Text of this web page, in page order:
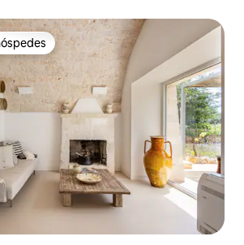
preferidos dos hóspedes